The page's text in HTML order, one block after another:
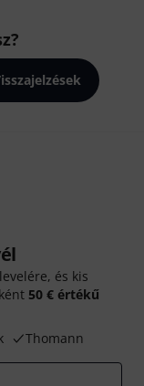
és kis
50 € értékű
Thomann